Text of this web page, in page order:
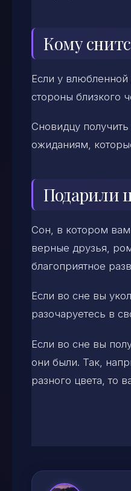
Кому
Если у
стороны близкого
Сновидцу
ожиданиям,
Подарили
Сон, в котором
верные друзья,
благоприятное
Если во сне вы
разочаруетесь в
Если во сне вы
они были. Так,
разного цвета, то